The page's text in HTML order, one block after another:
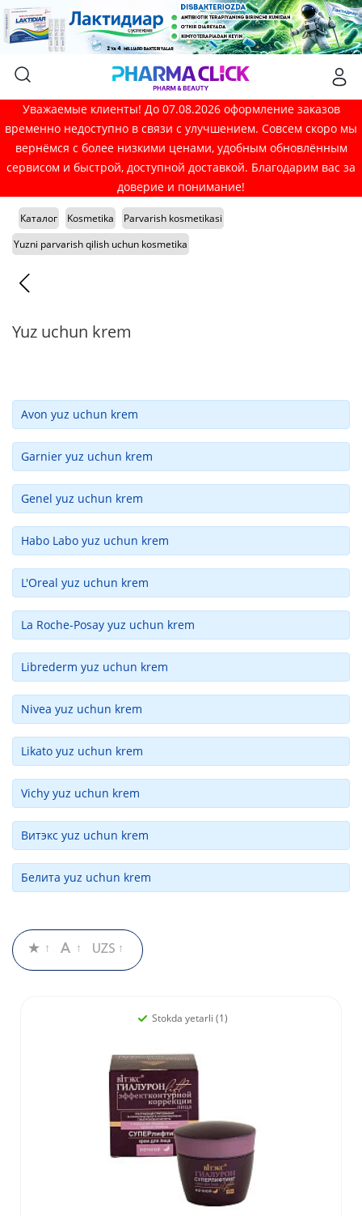
Уважаемые клиенты! До 07.08.2026 оформление заказов
временно недоступно в связи с улучшением. Совсем скоро мы
вернёмся с более низкими ценами, удобным обновлённым
сервисом и быстрой, доступной доставкой. Благодарим вас за
доверие и понимание!
Каталог Kosmetika
Parvarish kosmetikasi
Yuzni parvarish qilish uchun kosmetika
Yuz uchun krem
Avon yuz uchun krem
Garnier yuz uchun krem
Genel yuz uchun krem
Habo Labo yuz uchun krem
L'Oreal yuz uchun krem
La Roche-Posay yuz uchun krem
Librederm yuz uchun krem
Nivea yuz uchun krem
Likato yuz uchun krem
Vichy yuz uchun krem
Витэкс yuz uchun krem
Белита yuz uchun krem
Stokda yetarli (1)